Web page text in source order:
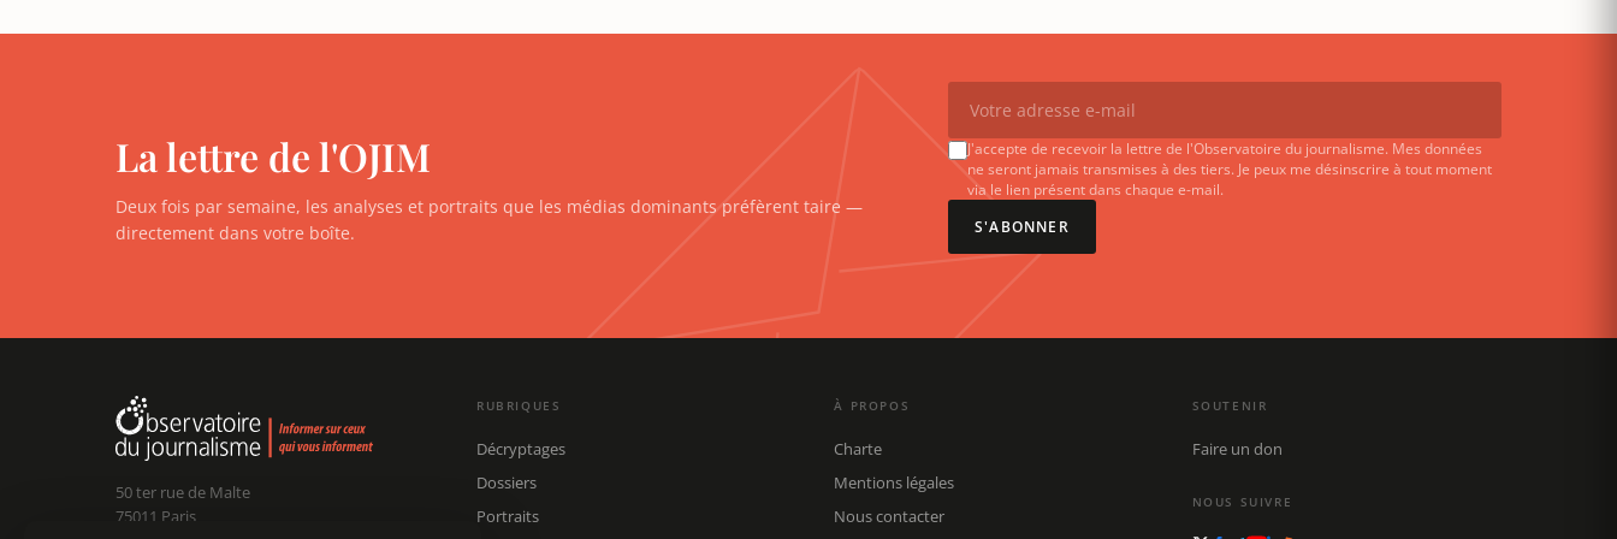
La lettre de l'OJIM
Deux fois par semaine, les analyses et portraits que les médias dominants préfèrent taire —
directement dans votre boîte.
J'accepte de recevoir la lettre de l'Observatoire du journalisme. Mes données
ne seront jamais transmises à des tiers. Je peux me désinscrire à tout moment
via le lien présent dans chaque e-mail.
S'ABONNER
50 ter rue de Malte
75011 Paris
RUBRIQUES
Décryptages
Dossiers
Portraits
À PROPOS
Charte
Mentions légales
Nous contacter
SOUTENIR
Faire un don
NOUS SUIVRE